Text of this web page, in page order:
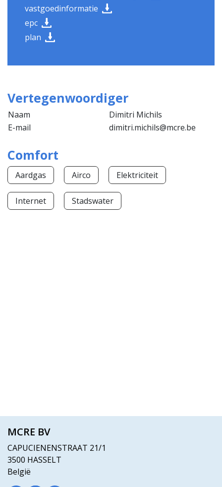
vastgoedinformatie
epc
plan
Vertegenwoordiger
Naam
Dimitri Michils
E-mail
dimitri.michils@mcre.be
Comfort
Aardgas Airco Elektriciteit
Internet Stadswater
MCRE BV
CAPUCIENENSTRAAT 21/1
3500 HASSELT
België